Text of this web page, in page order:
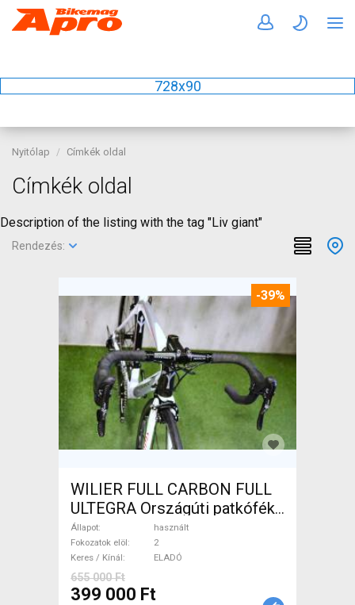
728x90
Nyitólap Címkék oldal
Címkék oldal
Description of the listing with the tag "Liv giant"
Rendezés:
-39%
WILIER FULL CARBON FULL
ULTEGRA Országúti patkófék
használt ELADÓ
Állapot
használt
Fokozatok elöl
2
Keres / Kínál
ELADÓ
655 000 Ft
399 000 Ft